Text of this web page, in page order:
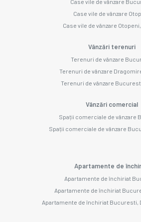
Case vile de vânzare
Case vile de vânzare
Case vile de vânzare
Vânzări terenuri
Terenuri de vânzare
Terenuri de vânzare
Terenuri de vânzare
Vânzări comercial
Spații comerciale de vânzare
Spații comerciale de vânzare
Apartamente de
Apartamente de închiriat
Apartamente de închiriat
Apartamente de închiriat Bucuresti,